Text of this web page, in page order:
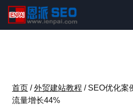
内
首页 / 外贸建站教程 / SEO优化案
流量增长44%